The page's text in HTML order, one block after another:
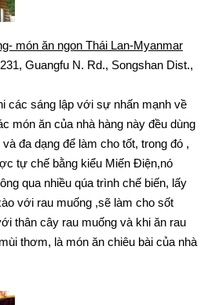
món ăn ngon Thái Lan-Myanmar
Guangfu N. Rd., Songshan Dist.,
các sáng lập với sự nhấn mạnh về
món ăn của nhà hàng này đều dùng
đa dạng để làm cho tốt, trong đó ,
tự chế bằng kiểu Miến Điện,nó
qua nhiều qúa trình chế biến, lấy
với rau muống ,sẽ làm cho sốt
thân cây rau muống và khi ăn rau
thơm, là món ăn chiêu bài của nhà